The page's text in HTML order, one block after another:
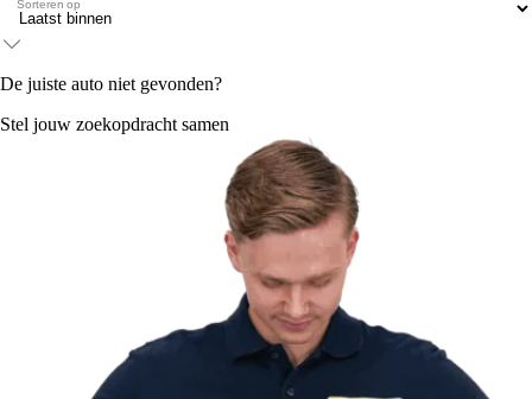
Sorteren op
De juiste auto niet gevonden?
Stel jouw zoekopdracht samen